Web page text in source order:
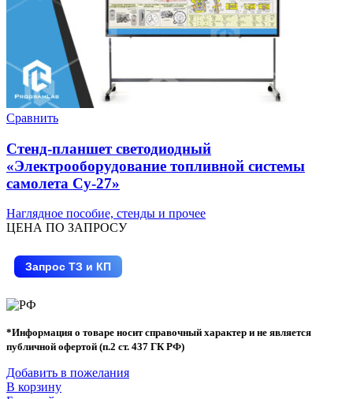
Сравнить
Стенд-планшет светодиодный
«Электрооборудование топливной системы
самолета Су-27»
Наглядное пособие, стенды и прочее
ЦЕНА ПО ЗАПРОСУ
Запрос ТЗ и КП
*Информация о товаре носит справочный характер и не является
публичной офертой (п.2 ст. 437 ГК РФ)
Добавить в пожелания
В корзину